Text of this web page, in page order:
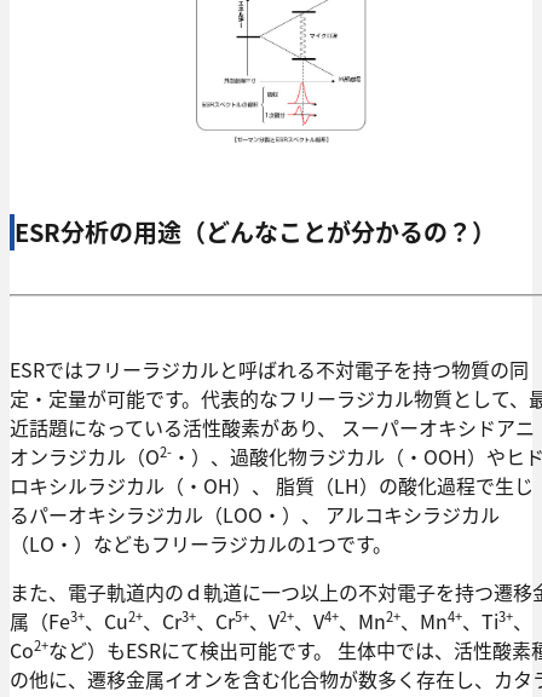
ESR分析の用途（どんなことが分かるの？）
ESRではフリーラジカルと呼ばれる不対電子を持つ物質の同
定・定量が可能です。代表的なフリーラジカル物質として、
近話題になっている活性酸素があり、 スーパーオキシドアニ
オンラジカル（O2- ・）、過酸化物ラジカル（・OOH）やヒ
ロキシルラジカル（・OH）、 脂質（LH）の酸化過程で生じ
るパーオキシラジカル（LOO・）、 アルコキシラジカル
（LO・）などもフリーラジカルの1つです。
また、電子軌道内のｄ軌道に一つ以上の不対電子を持つ遷移
属（Fe3+、Cu2+、Cr3+、Cr5+、V2+、V4+、Mn2+、Mn4+、Ti3+、
Co2+など）もESRにて検出可能です。 生体中では、活性酸素
の他に、遷移金属イオンを含む化合物が数多く存在し、カタ